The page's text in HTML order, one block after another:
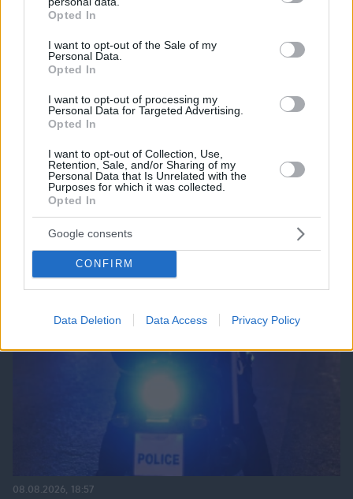
grant or deny consent to Google and its third-party tags to
use your data for below specified purposes in below Google
consent section.
Opted In
I want to opt-out of the Sale of my
Personal Data.
Opted In
I want to opt-out of processing my
Personal Data for Targeted Advertising.
Opted In
I want to opt-out of Collection, Use,
Retention, Sale, and/or Sharing of my
Personal Data that Is Unrelated with the
Purposes for which it was collected.
Opted In
Google consents
CONFIRM
Data Deletion Data Access Privacy Policy
τον αυξημένο κίνδυνο – Γίνεται σε 1 λεπτό
08.08.2026, 16:24
08.08.2026, 18:57